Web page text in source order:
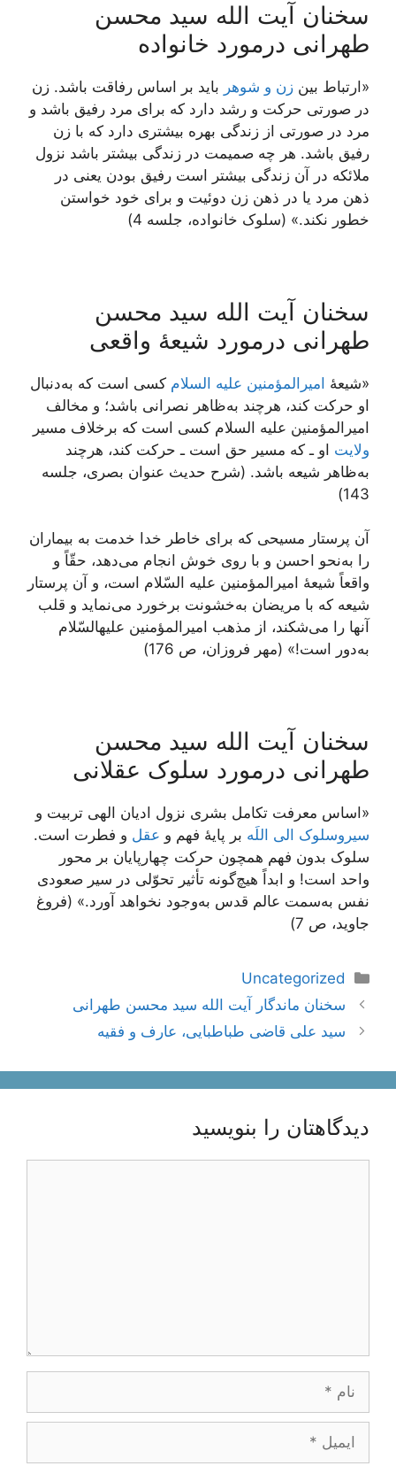
سخنان آیت الله سید محسن
طهرانی درمورد خانواده
«ارتباط بين زن و شوهر باید بر اساس رفاقت باشد. زن
در صورتى حركت و رشد دارد كه براى مرد رفيق باشد و
مرد در صورتى از زندگى بهره بيشترى دارد كه با زن
رفيق باشد. هر چه صميمت در زندگى بيشتر باشد نزول
ملائكه در آن زندگى بيشتر است رفيق بودن يعنى در
ذهن مرد يا در ذهن زن دوئيت و برای خود خواستن
خطور نكند.» (سلوک خانواده، جلسه 4)
سخنان آیت الله سید محسن
طهرانی درمورد شیعۀ واقعی
«شیعۀ امیرالمؤمنین علیه السلام کسی است که به‌دنبال
او حرکت کند، هرچند به‌ظاهر نصرانی باشد؛ و مخالف
امیرالمؤمنین علیه السلام کسی است که برخلاف مسیر
ولایت او ـ که مسیر حق است ـ حرکت کند، هرچند
به‌ظاهر شیعه باشد. (شرح حدیث عنوان بصری، جلسه
143)
آن پرستار مسیحى که براى خاطر خدا خدمت به بیماران
را به‌نحو احسن و با روى خوش انجام می‌‏دهد، حقّاً و
واقعاً شیعۀ امیرالمؤمنین علیه ‏السّلام است، و آن پرستار
شیعه که با مریضان به‌خشونت برخورد می‌‏نماید و قلب
آنها را می‌شکند، از مذهب امیرالمؤمنین علیه‏السّلام
به‌دور است!» (مهر فروزان، ص 176)
سخنان آیت الله سید محسن
طهرانی درمورد سلوک عقلانی
«اساس معرفت تکامل بشری نزول ادیان الهی تربیت و
سیروسلوک الی اللَه بر پایۀ فهم و عقل و فطرت است.
سلوک بدون فهم همچون حرکت چهارپایان بر محور
واحد است! و ابداً هیچ‌گونه تأثیر تحوّلی در سیر صعودی
نفس به‌سمت عالم قدس به‌وجود نخواهد آورد.» (فروغ
جاوید، ص 7)
دسته‌ها
Uncategorized
ناوبری
نوشته‌ها
سخنان ماندگار آیت الله سید محسن طهرانی
سید علی قاضی طباطبایی، عارف و فقیه
دیدگاهتان را بنویسید
ایمیل